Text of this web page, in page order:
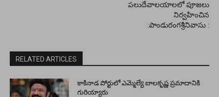
పలుదేవాలయాలలో పూజలు
నిర్వహించిన
:పాండురంగశ్రీనివాసు :
RELATED ARTICLES
కాకినాడ పోర్టులో ఎమ్మెల్యే బాలకృష్ణ ప్రమాదానికి
గురియ్యారు